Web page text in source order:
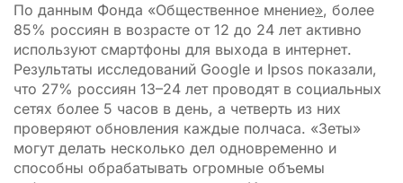
По данным Фонда «Общественное мнение», более
85% россиян в возрасте от 12 до 24 лет активно
используют смартфоны для выхода в интернет.
Результаты исследований Google и Ipsos показали,
что 27% россиян 13–24 лет проводят в социальных
сетях более 5 часов в день, а четверть из них
проверяют обновления каждые полчаса. «Зеты»
могут делать несколько дел одновременно и
способны обрабатывать огромные объемы